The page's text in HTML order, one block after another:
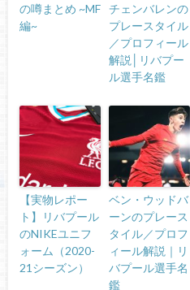
の噂まとめ ~MF
編~
チェンバレンの
プレースタイル
／プロフィール
解説│リバプー
ル選手名鑑
【実物レポー
ト】リバプール
のNIKEユニフ
ォーム（2020-
21シーズン）
ベン・ウッドバ
ーンのプレース
タイル／プロフ
ィール解説｜リ
バプール選手名
鑑